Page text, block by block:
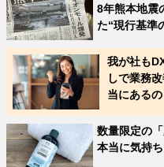
8年熊本地震
た“現行基準
我が社も
しで業務
当にあるの
数量限定の
本当に気持